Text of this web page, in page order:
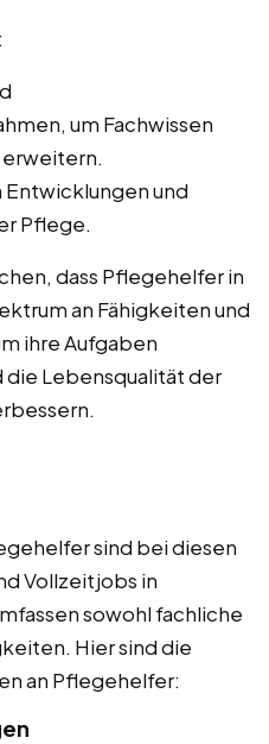
:
um Fachwissen
und
Pflege.
dass Pflegehelfer in
an Fähigkeiten und
ihre Aufgaben
die Lebensqualität der
sind bei diesen
Vollzeitjobs in
sowohl fachliche
Hier sind die
an Pflegehelfer: